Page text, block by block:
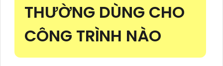
THƯỜNG DÙNG CHO
CÔNG TRÌNH NÀO